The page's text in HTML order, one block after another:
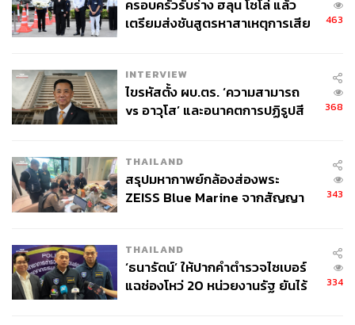
ครอบครัวรับร่าง ฮลุน โซโล่ แล้ว
เตรียมส่งชันสูตรหาสาเหตุการเสีย
463
INTERVIEW
ไขรหัสตั้ง ผบ.ตร. ‘ความสามารถ
vs อาวุโส’ และอนาคตการปฏิรูปสี
368
THAILAND
สรุปมหากาพย์กล้องส่องพระ
ZEISS Blue Marine จากสัญญา
จ่ายหนี้-แอบระบุแบรนด์
343
THAILAND
‘ธนารัตน์’ ให้ปากคำตำรวจไซเบอร์
แฉช่องโหว่ 20 หน่วยงานรัฐ ยันไร้
334